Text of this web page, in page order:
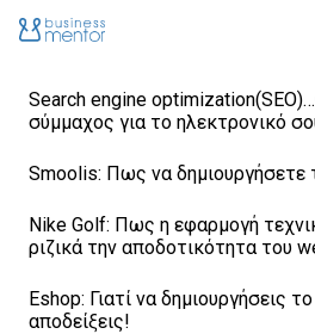
Search engine
σύμμαχος για το ηλεκτρονικό
Smoolis: Πως να δημιουργήσετε
Nike Golf: Πως η εφαρμογή
ριζικά την αποδοτικότητα του
Eshop: Γιατί να δημιουργήσεις
αποδείξεις!